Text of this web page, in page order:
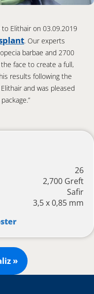
Elithair on 03.09.2019
. Our experts
barbae and 2700
face to create a full,
results following the
and was pleased
26
2,700 Greft
Safir
3,5 x 0,85 mm
»